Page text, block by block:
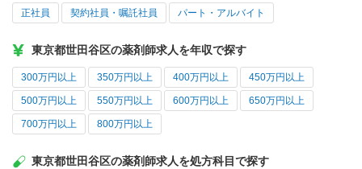
正社員 契約社員・嘱託社員 パート・アルバイト
東京都世田谷区の薬剤師求人を年収で探す
300万円以上 350万円以上 400万円以上 450万円以上
500万円以上 550万円以上 600万円以上 650万円以上
700万円以上 800万円以上
東京都世田谷区の薬剤師求人を処方科目で探す